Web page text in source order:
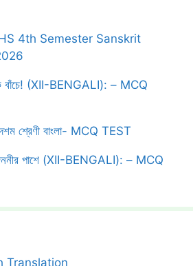
4th Semester Sanskrit
বাঁচে! (XII-BENGALI): – MCQ
দশম শ্রেণী বাংলা- MCQ TEST
পাশে (XII-BENGALI): – MCQ
Translation